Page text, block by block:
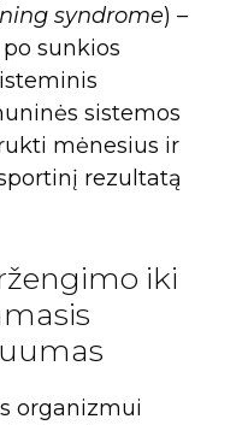
syndrome) –
sunkios
sistemos
mėnesius ir
rezultatą
iki
organizmui